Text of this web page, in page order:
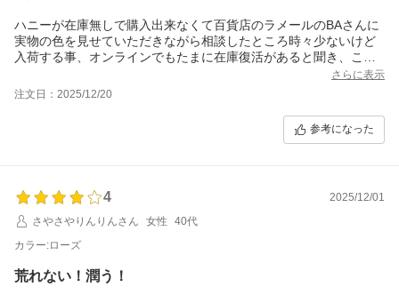
ハニーが在庫無しで購入出来なくて百貨店のラメールのBAさんに
実物の色を見せていただきながら相談したところ時々少ないけど
入荷する事、オンラインでもたまに在庫復活があると聞き、こち
らも何度かチェックしていたらハニー購入出来ました。塗り心地
はなめらかで塗ってる最中に体温でかなりとろけてあっというま
に無くなりそうだったのでブラシ塗りしてます。色味は色素濃い
めな私の唇ではハニーもローズも大きく変わらないかなぁ。もち
ろん荒れる事なくラメール製品らしく治安を保ってくれていま
さらに表示
注文日：2025/12/20
参考になった
4
2025/12/01
さやさやりんりんさん
女性
40代
カラー:ローズ
荒れない！潤う！